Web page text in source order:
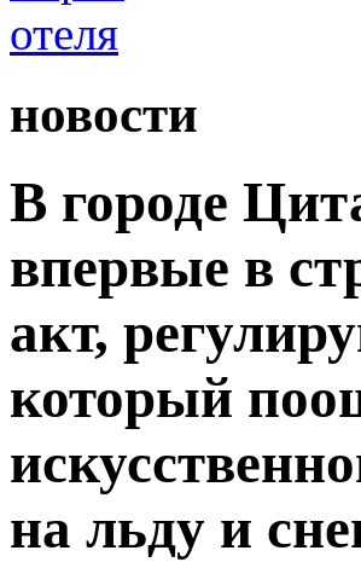
новости
В городе
впервые в
акт,
который
на льду и